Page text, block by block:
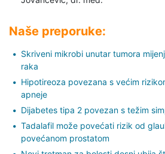
Naše preporuke:
Skriveni mikrobi unutar tumora
raka
Hipotireoza povezana s većim
apneje
Dijabetes tipa 2 povezan s težim
Tadalafil može povećati rizik od
povećanom prostatom